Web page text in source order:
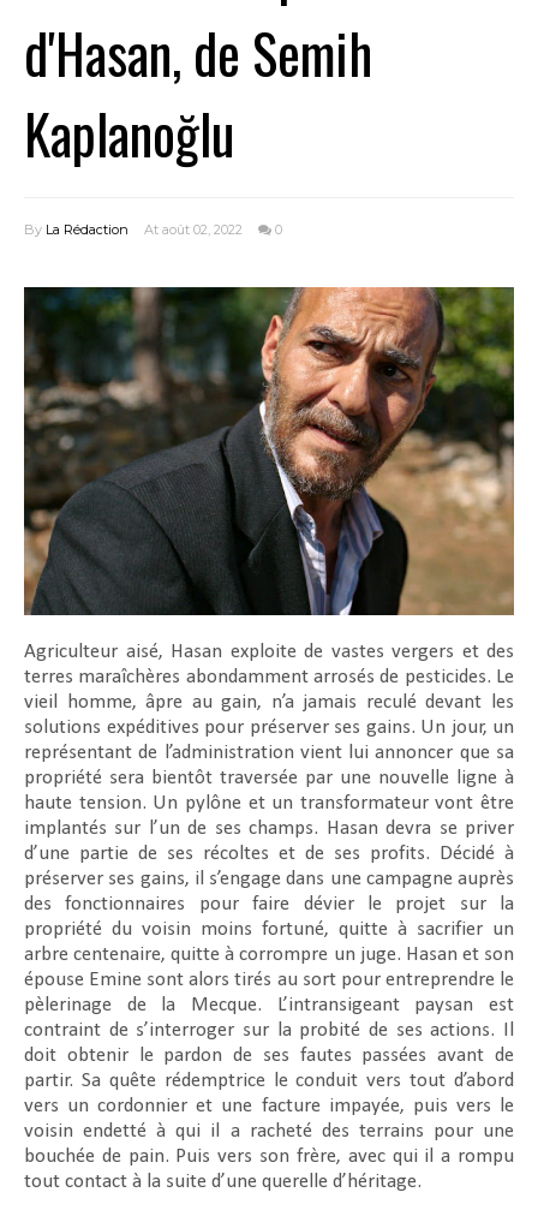
d'Hasan, de Semih
Kaplanoğlu
By La Rédaction At août 02, 2022 0
Agriculteur aisé, Hasan exploite de vastes vergers et des
terres maraîchères abondamment arrosés de pesticides. Le
vieil homme, âpre au gain, n’a jamais reculé devant les
solutions expéditives pour préserver ses gains. Un jour, un
représentant de l’administration vient lui annoncer que sa
propriété sera bientôt traversée par une nouvelle ligne à
haute tension. Un pylône et un transformateur vont être
implantés sur l’un de ses champs. Hasan devra se priver
d’une partie de ses récoltes et de ses profits. Décidé à
préserver ses gains, il s’engage dans une campagne auprès
des fonctionnaires pour faire dévier le projet sur la
propriété du voisin moins fortuné, quitte à sacrifier un
arbre centenaire, quitte à corrompre un juge. Hasan et son
épouse Emine sont alors tirés au sort pour entreprendre le
pèlerinage de la Mecque. L’intransigeant paysan est
contraint de s’interroger sur la probité de ses actions. Il
doit obtenir le pardon de ses fautes passées avant de
partir. Sa quête rédemptrice le conduit vers tout d’abord
vers un cordonnier et une facture impayée, puis vers le
voisin endetté à qui il a racheté des terrains pour une
bouchée de pain. Puis vers son frère, avec qui il a rompu
tout contact à la suite d’une querelle d’héritage.